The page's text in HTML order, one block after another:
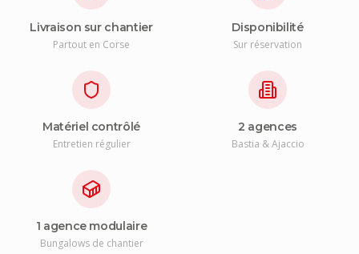
Livraison sur chantier
Partout en Corse
Disponibilité
Sur réservation
Matériel contrôlé
Entretien régulier
2 agences
Bastia & Ajaccio
1 agence modulaire
Bungalows de chantier